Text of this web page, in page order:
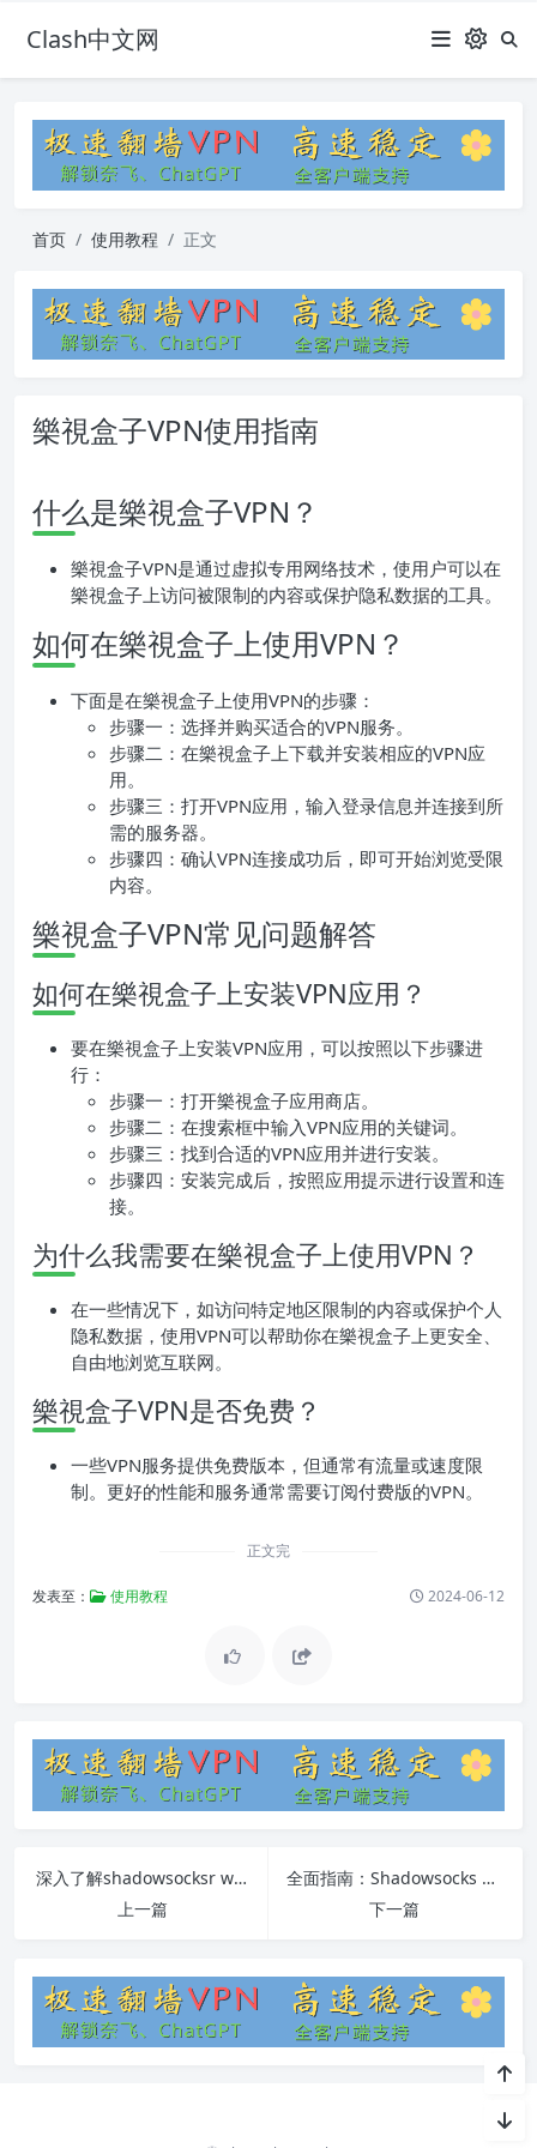
Clash中文网
首页 使用教程 正文
樂視盒子VPN使用指南
什么是樂視盒子VPN？
樂視盒子VPN是通过虚拟专用网络技术，使用户可以在
樂視盒子上访问被限制的内容或保护隐私数据的工具。
如何在樂視盒子上使用VPN？
下面是在樂視盒子上使用VPN的步骤：
步骤一：选择并购买适合的VPN服务。
步骤二：在樂視盒子上下载并安装相应的VPN应
用。
步骤三：打开VPN应用，输入登录信息并连接到所
需的服务器。
步骤四：确认VPN连接成功后，即可开始浏览受限
内容。
樂視盒子VPN常见问题解答
如何在樂視盒子上安装VPN应用？
要在樂視盒子上安装VPN应用，可以按照以下步骤进
行：
步骤一：打开樂視盒子应用商店。
步骤二：在搜索框中输入VPN应用的关键词。
步骤三：找到合适的VPN应用并进行安装。
步骤四：安装完成后，按照应用提示进行设置和连
接。
为什么我需要在樂視盒子上使用VPN？
在一些情况下，如访问特定地区限制的内容或保护个人
隐私数据，使用VPN可以帮助你在樂視盒子上更安全、
自由地浏览互联网。
樂視盒子VPN是否免费？
一些VPN服务提供免费版本，但通常有流量或速度限
制。更好的性能和服务通常需要订阅付费版的VPN。
正文完
发表至： 使用教程 2024-06-12
深入了解shadowsocksr wns.windows.com
上一篇
全面指南：Shadowsocks Libev秋水教程与常见问题解答
下一篇